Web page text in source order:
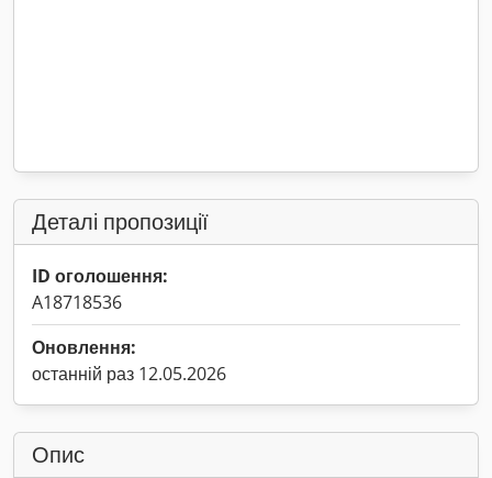
Деталі пропозиції
ID оголошення:
A18718536
Оновлення:
останній раз 12.05.2026
Опис